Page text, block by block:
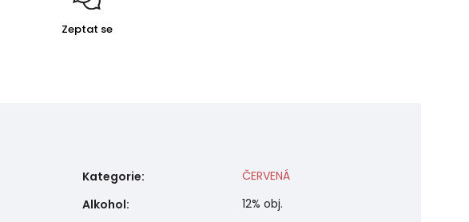
Zeptat se
Kategorie:
ČERVENÁ
Alkohol:
12% obj.